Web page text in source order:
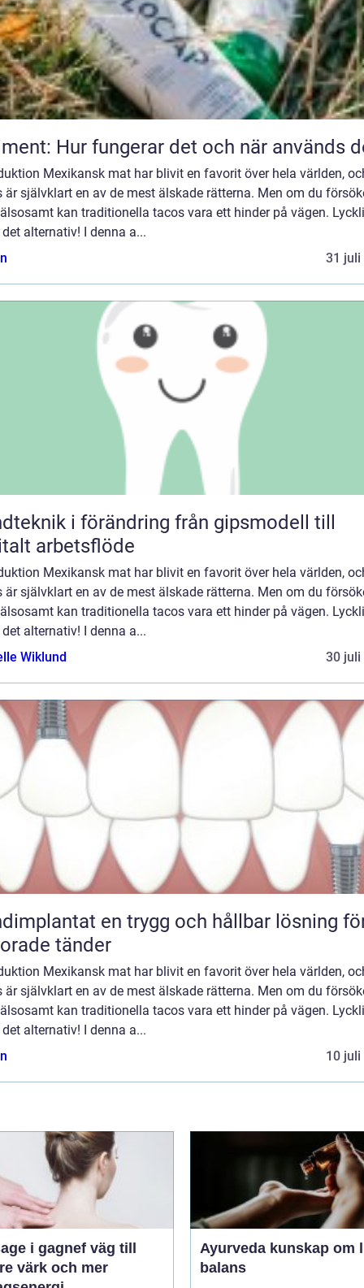
Hur fungerar det och när används
Mexikansk mat har blivit en favorit över hela världen,
är självklart en av de mest älskade rätterna. Men om du
kan traditionella tacos vara ett hinder på vägen.
alternativ! I denna a...
31 juli
i förändring från gipsmodell till
arbetsflöde
Mexikansk mat har blivit en favorit över hela världen,
är självklart en av de mest älskade rätterna. Men om du
kan traditionella tacos vara ett hinder på vägen.
alternativ! I denna a...
Wiklund
30 juli
en trygg och hållbar lösning för
tänder
Mexikansk mat har blivit en favorit över hela världen,
är självklart en av de mest älskade rätterna. Men om du
kan traditionella tacos vara ett hinder på vägen.
alternativ! I denna a...
10 juli
i gagnef väg till
värk och mer
Ayurveda kunskap om livet i
balans